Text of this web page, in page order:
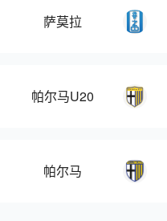
萨莫拉
帕尔马U20
帕尔马